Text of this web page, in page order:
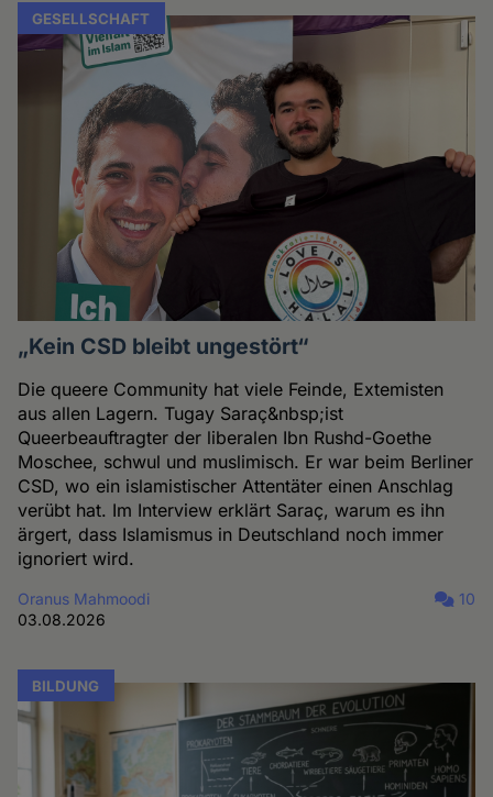
GESELLSCHAFT
„Kein CSD bleibt ungestört“
Die queere Community hat viele Feinde, Extemisten
aus allen Lagern. Tugay Saraç&nbsp;ist
Queerbeauftragter der liberalen Ibn Rushd-Goethe
Moschee, schwul und muslimisch. Er war beim Berliner
CSD, wo ein islamistischer Attentäter einen Anschlag
verübt hat. Im Interview erklärt Saraç, warum es ihn
ärgert, dass Islamismus in Deutschland noch immer
ignoriert wird.
Oranus Mahmoodi
03.08.2026
10
BILDUNG